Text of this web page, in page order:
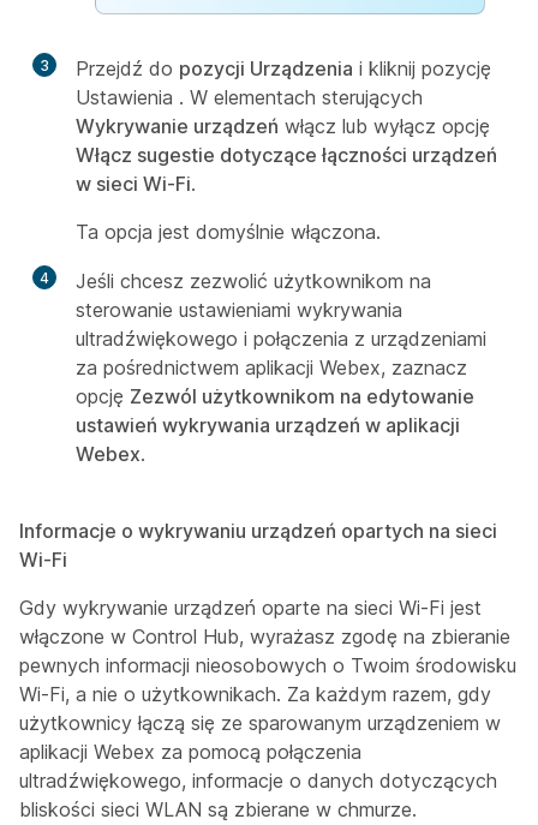
3 Przejdź do pozycji Urządzenia i kliknij pozycję
Ustawienia . W elementach sterujących
Wykrywanie urządzeń włącz lub wyłącz opcję
Włącz sugestie dotyczące łączności urządzeń
w sieci Wi-Fi.
Ta opcja jest domyślnie włączona.
4
Jeśli chcesz zezwolić użytkownikom na
sterowanie ustawieniami wykrywania
ultradźwiękowego i połączenia z urządzeniami
za pośrednictwem aplikacji Webex, zaznacz
opcję Zezwól użytkownikom na edytowanie
ustawień wykrywania urządzeń w aplikacji
Webex.
Informacje o wykrywaniu urządzeń opartych na sieci
Wi-Fi
Gdy wykrywanie urządzeń oparte na sieci Wi-Fi jest
włączone w Control Hub, wyrażasz zgodę na zbieranie
pewnych informacji nieosobowych o Twoim środowisku
Wi-Fi, a nie o użytkownikach. Za każdym razem, gdy
użytkownicy łączą się ze sparowanym urządzeniem w
aplikacji Webex za pomocą połączenia
ultradźwiękowego, informacje o danych dotyczących
bliskości sieci WLAN są zbierane w chmurze.